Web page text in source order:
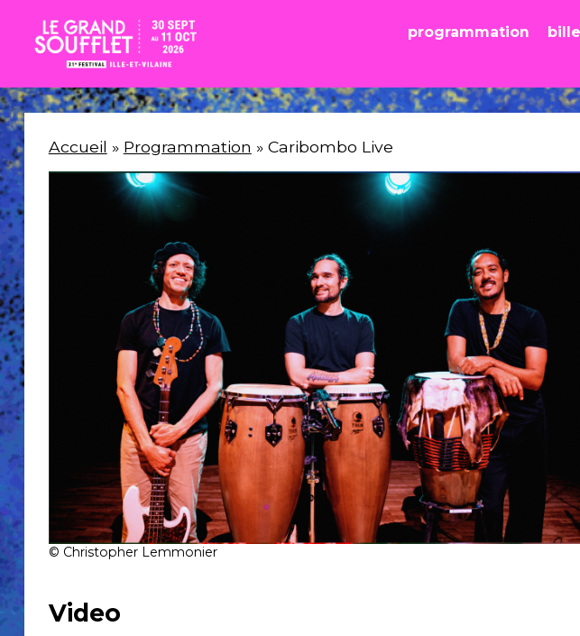
programmation
Accueil
Billetterie
La
Fabrique
Association
Engagements
Accessibilité
&
Prévention
Accueil » Programmation » Caribombo Live
© Christopher Lemmonier
Video